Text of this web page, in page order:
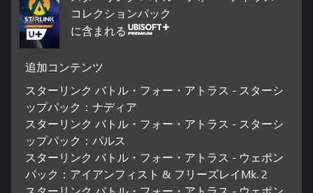
コレクションパック
に含まれる
追加コンテンツ
スターリンク バトル・フォー・アトラス - スターシ
ップパック：ナディア
スターリンク バトル・フォー・アトラス - スターシ
ップパック：パルス
スターリンク バトル・フォー・アトラス - ウェポン
パック：アイアンフィスト & フリーズレイMk. 2